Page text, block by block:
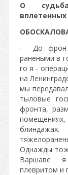
О
- До
ранеными в
го я -
на
мы
тыловые
фронта,
Однажды
Варшаве я
плевритом и